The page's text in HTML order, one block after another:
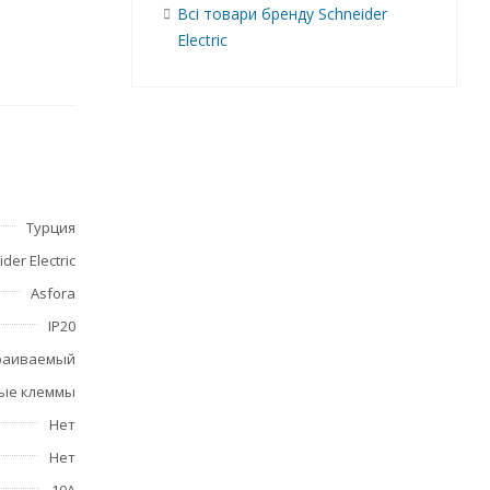
Турция
Electric
Asfora
IP20
клеммы
Нет
Нет
Всі товари бренду Schneider
Electric